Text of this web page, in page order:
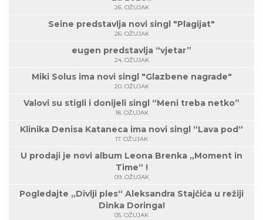
26. OŽUJAK
Seine predstavlja novi singl "Plagijat"
26. OŽUJAK
eugen predstavlja “vjetar”
24. OŽUJAK
Miki Solus ima novi singl "Glazbene nagrade"
20. OŽUJAK
Valovi su stigli i donijeli singl “Meni treba netko”
18. OŽUJAK
Klinika Denisa Kataneca ima novi singl “Lava pod“
17. OŽUJAK
U prodaji je novi album Leona Brenka „Moment in
Time“ !
09. OŽUJAK
Pogledajte „Divlji ples“ Aleksandra Stajčića u režiji
Dinka Doringa!
05. OŽUJAK